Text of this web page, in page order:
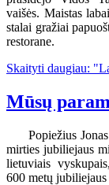
vaišės. Maistas
stalai gražiai
restorane.
Skaityti daugiau:
Mūsų
Popiežius Jonas
mirties jubiliejaus
lietuviais
600 metų